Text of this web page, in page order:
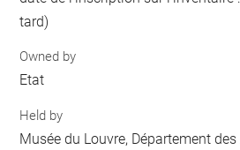
tard)
Owned by
Etat
Held by
Musée du Louvre, Département